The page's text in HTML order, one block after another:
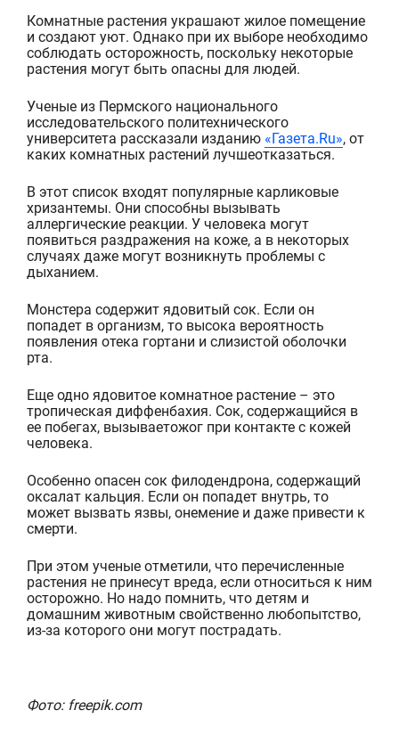
Комнатные растения украшают жилое помещение
и создают уют. Однако при их выборе необходимо
соблюдать осторожность, поскольку некоторые
растения могут быть опасны для людей.
Ученые из Пермского национального
исследовательского политехнического
университета рассказали изданию «Газета.Ru», от
каких комнатных растений лучшеотказаться.
В этот список входят популярные карликовые
хризантемы. Они способны вызывать
аллергические реакции. У человека могут
появиться раздражения на коже, а в некоторых
случаяхдажемогут возникнуть проблемы с
дыханием.
Монстера содержит ядовитый сок. Если он
попадет в организм, то высока вероятность
появления отека гортани и слизистой оболочки
рта.
Еще одно ядовитое комнатное растение – это
тропическая диффенбахия. Сок, содержащийся в
ее побегах, вызываетожог при контакте с кожей
человека.
Особенно опасен сок филодендрона, содержащий
оксалат кальция. Если он попадет внутрь, то
может вызвать язвы, онемение и даже привести к
смерти.
При этом ученые отметили, что перечисленные
растения не принесут вреда, если относиться к ним
осторожно. Но надо помнить, что детям и
домашним животным свойственно любопытство,
из-за которого они могут пострадать.
Фото: freepik.com